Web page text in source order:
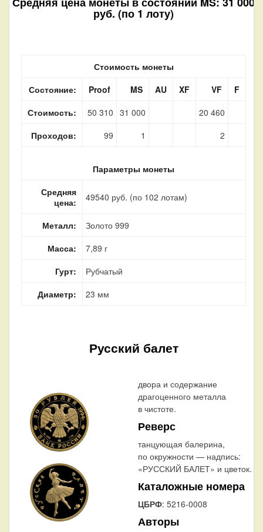
руб. (по 1 лоту)
Стоимость монеты
Состояние:
Proof MS AU XF VF
F
Стоимость:
50 310 31 000
20 460
Проходов:
99 1 2
Параметры монеты
Средняя
цена:
49540 руб. (по 102 лотам)
Металл:
Золото 999
Масса:
7,89 г
Гурт:
Рубчатый
Диаметр:
23 мм
Русский балет
двора и содержание
драгоценного металла
в чистоте.
Реверс
танцующая балерина,
по окружности — надпись:
«РУССКИЙ БАЛЕТ» и цветок.
Каталожные номера
ЦБРФ: 5216-0008
Авторы